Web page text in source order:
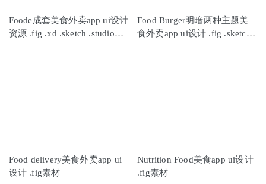
Foode成套美食外卖app ui设计
资源 .fig .xd .sketch .studio素
Food Burger明暗两种主题美
食外卖app ui设计 .fig .sketch
Food delivery美食外卖app ui
设计 .fig素材
Nutrition Food美食app ui设计
.fig素材